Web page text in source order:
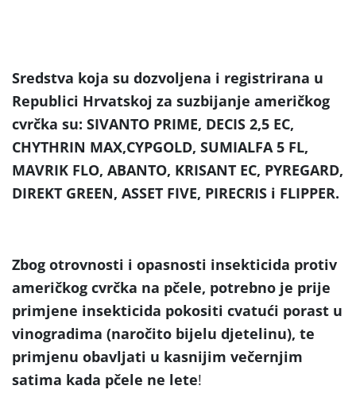
Sredstva koja su dozvoljena i registrirana u
Republici Hrvatskoj za suzbijanje američkog
cvrčka su: SIVANTO PRIME, DECIS 2,5 EC,
CHYTHRIN MAX,CYPGOLD, SUMIALFA 5 FL,
MAVRIK FLO, ABANTO, KRISANT EC, PYREGARD,
DIREKT GREEN, ASSET FIVE, PIRECRIS i FLIPPER.
Zbog otrovnosti i opasnosti insekticida protiv
američkog cvrčka na pčele, potrebno je prije
primjene insekticida pokositi cvatući porast u
vinogradima (naročito bijelu djetelinu), te
primjenu obavljati u kasnijim večernjim
satima kada pčele ne lete!